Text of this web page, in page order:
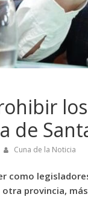
de
Cuna de la Noticia
como
otra provincia,